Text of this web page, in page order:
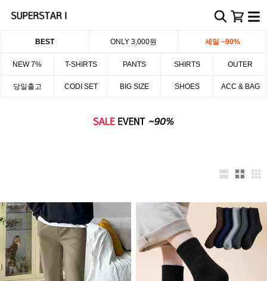
BEST ONLY 3,000원 세일 ~90%
NEW 7% T-SHIRTS PANTS SHIRTS OUTER
당일출고 CODI SET BIG SIZE SHOES ACC & BAG